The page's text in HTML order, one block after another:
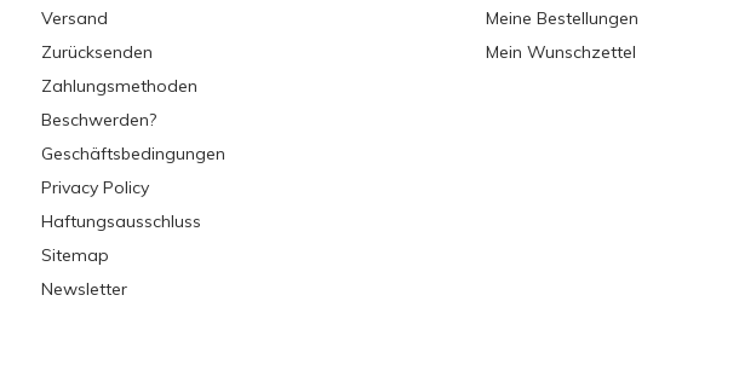
Versand
Zurücksenden
Zahlungsmethoden
Beschwerden?
Geschäftsbedingungen
Privacy Policy
Haftungsausschluss
Sitemap
Newsletter
Meine Bestellungen
Mein Wunschzettel